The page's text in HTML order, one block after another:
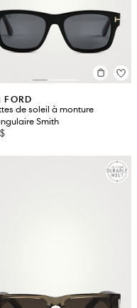
FORD
de soleil à monture
Smith